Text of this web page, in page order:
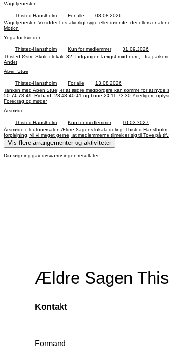
Vågetjenesten
Thisted-Hanstholm For alle
08.08.2026
Motion
Yoga for kvinder
Thisted-Hanstholm Kun for medlemmer
01.09.2026
Andet
Åben Stue
Thisted-Hanstholm For alle
13.08.2026
Tanken med Åben Stue; er at ældre medborgere kan komme for at nyde samværet med snak, spil og andre
50 74 78 49, Richard, 23 43
Foredrag og møder
Årsmøde
Thisted-Hanstholm Kun for medlemmer
10.03.2027
Årsmøde i Teutonersalen Ældre Sagens lokalafdeling, Thisted-Hanstholm, afholder årsmøde. Vi indleder årsmødet med en let anretning. Selve årsmødet påbegyndes kl. 19.00. Dagsorden ifølge gældende vedtægter. Mød op til årsmødet, og fremfør dine synspunkter. Af hensyn til
forplejning, vil vi meget gerne, at medlemmerne tilmelder sig til Tove på tlf.: 50 69 12 36, på tirsdage, onsdage, torsdage og fredage, mellem kl. 9 og 16. I perioden fra den 5. januar til den 26. februar 2027. Dagsorden udsendes også med medlemsbladet i december måned, og på
følgebrevet sidder medlemskortet for efterfølgende år, tag det af og gem
Vis flere arrangementer og aktiviteter
Din søgning gav desværre ingen resultater.
Ældre Sagen
Kontakt
Formand